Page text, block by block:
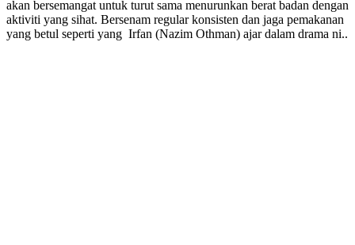
akan bersemangat untuk turut sama menurunkan berat badan dengan
aktiviti yang sihat. Bersenam regular konsisten dan jaga pemakanan
yang betul seperti yang Irfan (Nazim Othman) ajar dalam drama ni..